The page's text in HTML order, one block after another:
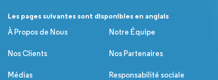
Les pages suivantes sont disponibles en anglais
À Propos de Nous
Notre Équipe
Nos Clients Nos Partenaires
Médias Responsabilité sociale